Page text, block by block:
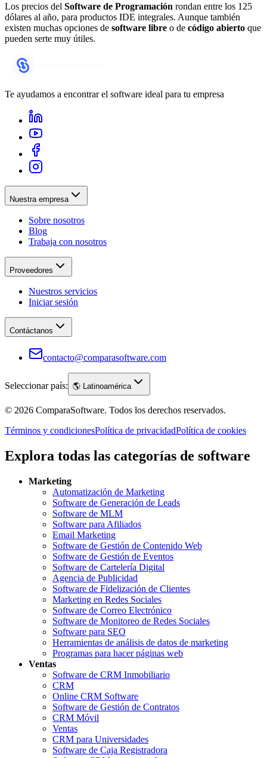
Los precios del Software de Programación rondan entre los 125
dólares al año, para productos IDE integrales. Aunque también
existen muchas opciones de software libre o de código abierto que
pueden serte muy útiles.
Te ayudamos a encontrar el software ideal para tu empresa
Nuestra empresa
Sobre nosotros
Blog
Trabaja con nosotros
Proveedores
Nuestros servicios
Iniciar sesión
Contáctanos
contacto@comparasoftware.com
Seleccionar país: 🌎 Latinoamérica
© 2026 ComparaSoftware. Todos los derechos reservados.
Términos y condicionesPolítica de privacidadPolítica de cookies
Explora todas las categorías de software
Marketing
Automatización de Marketing
Software de Generación de Leads
Software de MLM
Software para Afiliados
Email Marketing
Software de Gestión de Contenido Web
Software de Gestión de Eventos
Software de Cartelería Digital
Agencia de Publicidad
Software de Fidelización de Clientes
Marketing en Redes Sociales
Software de Correo Electrónico
Software de Monitoreo de Redes Sociales
Software para SEO
Herramientas de análisis de datos de marketing
Programas para hacer páginas web
Ventas
Software de CRM Inmobiliario
CRM
Online CRM Software
Software de Gestión de Contratos
CRM Móvil
Ventas
CRM para Universidades
Software de Caja Registradora